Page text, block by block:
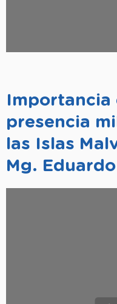
Importancia
presencia
las Islas
Mg.